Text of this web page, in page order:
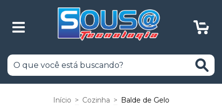
Início > Cozinha > Balde de Gelo